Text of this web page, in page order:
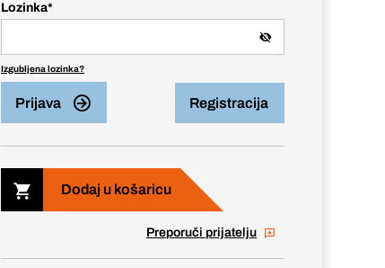
Lozinka*
Izgubljena lozinka?
Prijava Registracija
Dodaj u košaricu
Preporuči prijatelju